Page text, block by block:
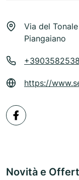
Via del
Piangaiano
https://
Novità e